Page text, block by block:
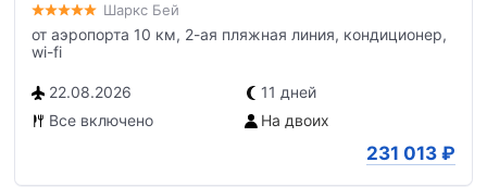
Шаркс Бей
от аэропорта 10 км, 2-ая пляжная линия, кондиционер,
wi-fi
22.08.2026
11 дней
Все включено
На двоих
231 013 ₽